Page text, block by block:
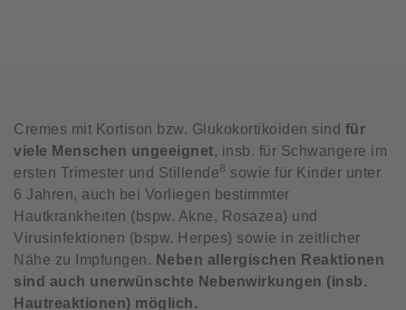
Cremes mit Kortison bzw. Glukokortikoiden sind für
viele Menschen ungeeignet, insb. für Schwangere im
ersten Trimester und Stillende8 sowie für Kinder unter
6 Jahren, auch bei Vorliegen bestimmter
Hautkrankheiten (bspw. Akne, Rosazea) und
Virusinfektionen (bspw. Herpes) sowie in zeitlicher
Nähe zu Impfungen. Neben allergischen Reaktionen
sind auch unerwünschte Nebenwirkungen (insb.
Hautreaktionen) möglich.